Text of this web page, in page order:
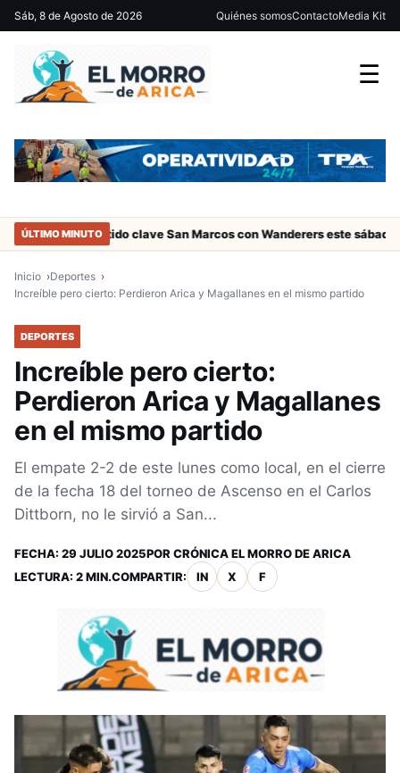
Sáb, 8 de Agosto de 2026 Quiénes somosContactoMedia Kit
☰
ÚLTIMO MINUTO
Partido clave San Marcos con Wanderers este sábado a las
Inicio
Deportes
Increíble pero cierto: Perdieron Arica y Magallanes en el mismo partido
DEPORTES
Increíble pero cierto:
Perdieron Arica y Magallanes
en el mismo partido
El empate 2-2 de este lunes como local, en el cierre
de la fecha 18 del torneo de Ascenso en el Carlos
Dittborn, no le sirvió a San...
FECHA: 29 JULIO 2025POR CRÓNICA EL MORRO DE ARICA
LECTURA: 2 MIN.COMPARTIR: IN X F